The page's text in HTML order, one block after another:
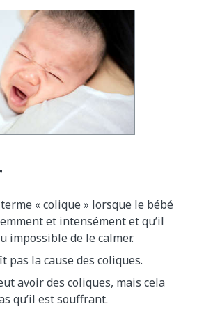
« colique » lorsque le bébé
et intensément et qu’il
impossible de le calmer.
pas la cause des coliques.
avoir des coliques, mais cela
qu’il est souffrant.